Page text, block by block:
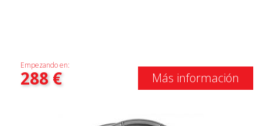
Empezando en:
288€ Más información